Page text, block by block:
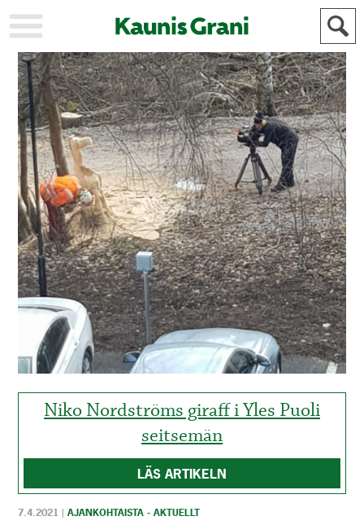
KAUPUNKI
STADEN
AJANKOHTAISTA
AKTUELLT
URHEILU
IDROTT
KULTTUURI
KULTUR
HISTORIA
HISTORIA
YLEINEN
ALLMÄN
MAINOSTAJILLE
FÖR
ANNONSÖRER
Niko Nordströms giraff i Yles Puoli
seitsemän
LÄS ARTIKELN
7.4.2021 |AJANKOHTAISTA - AKTUELLT